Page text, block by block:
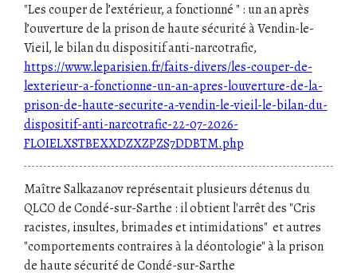
"Les couper de l’extérieur, a fonctionné " : un an après
l’ouverture de la prison de haute sécurité à Vendin-le-
Vieil, le bilan du dispositif anti-narcotrafic,
https://www.leparisien.fr/faits-divers/les-couper-de-
lexterieur-a-fonctionne-un-an-apres-louverture-de-la-
prison-de-haute-securite-a-vendin-le-vieil-le-bilan-du-
dispositif-anti-narcotrafic-22-07-2026-
FLOIELXSTBEXXDZXZPZS7DDBTM.php
Maître Salkazanov représentait plusieurs détenus du
QLCO de Condé-sur-Sarthe : il obtient l'arrêt des "Cris
racistes, insultes, brimades et intimidations" et autres
"comportements contraires à la déontologie" à la prison
de haute sécurité de Condé-sur-Sarthe